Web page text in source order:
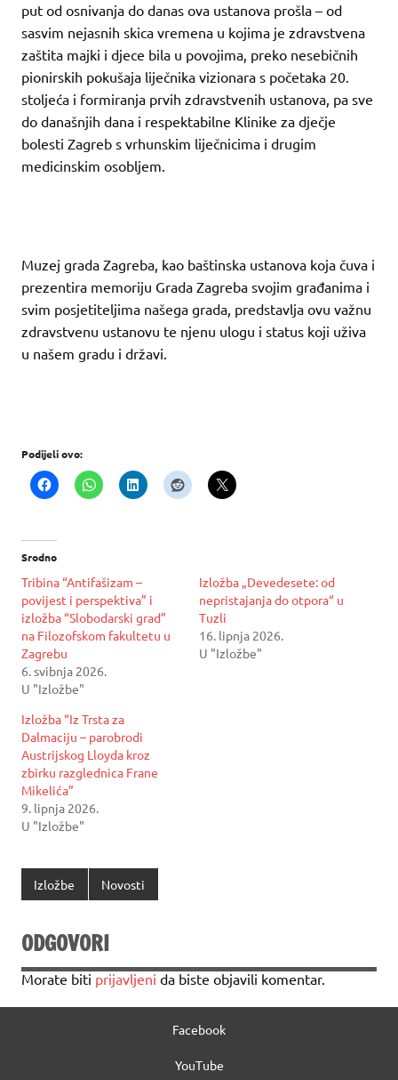
put od osnivanja do danas ova ustanova prošla – od
sasvim nejasnih skica vremena u kojima je zdravstvena
zaštita majki i djece bila u povojima, preko nesebičnih
pionirskih pokušaja liječnika vizionara s početaka 20.
stoljeća i formiranja prvih zdravstvenih ustanova, pa sve
do današnjih dana i respektabilne Klinike za dječje
bolesti Zagreb s vrhunskim liječnicima i drugim
medicinskim osobljem.
Muzej grada Zagreba, kao baštinska ustanova koja čuva i
prezentira memoriju Grada Zagreba svojim građanima i
svim posjetiteljima našega grada, predstavlja ovu važnu
zdravstvenu ustanovu te njenu ulogu i status koji uživa
u našem gradu i državi.
Podijeli ovo:
Srodno
Tribina “Antifašizam –
povijest i perspektiva” i
izložba “Slobodarski grad”
na Filozofskom fakultetu u
Zagrebu
6. svibnja 2026.
U "Izložbe"
Izložba „Devedesete: od
nepristajanja do otpora“ u
Tuzli
16. lipnja 2026.
U "Izložbe"
Izložba “Iz Trsta za
Dalmaciju – parobrodi
Austrijskog Lloyda kroz
zbirku razglednica Frane
Mikelića”
9. lipnja 2026.
U "Izložbe"
Izložbe Novosti
ODGOVORI
Morate biti prijavljeni da biste objavili komentar.
Facebook
YouTube